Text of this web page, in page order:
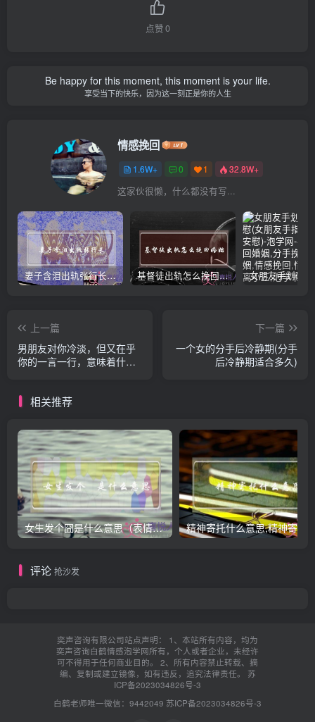
点赞0
Be happy for this moment, this moment is your life.
享受当下的快乐，因为这一刻正是你的人生
情感挽回
1.6W+ 0 1 32.8W+
这家伙很懒，什么都没有写...
妻子含泪出轨张行长 她说全都是因为家中 基督徒出轨怎么挽回婚姻(基督徒面对出轨婚姻)
上一篇
男朋友对你冷淡，但又在乎
你的一言一行，意味着什
下一篇
一个女的分手后冷静期(分手
后冷静期适合多久)
相关推荐
女生发个囧是什么意思（表情囧的含义）
评论 抢沙发
奕声咨询有限公司站点声明： 1、本站所有内容，均为
奕声咨询白鹤情感泡学网所有，个人或者企业，未经许
可不得用于任何商业目的。 2、所有内容禁止转载、摘
编、复制或建立镜像，如有违反，追究法律责任。 苏
ICP备2023034826号-3
白鹤老师唯一微信：9442049 苏ICP备2023034826号-3